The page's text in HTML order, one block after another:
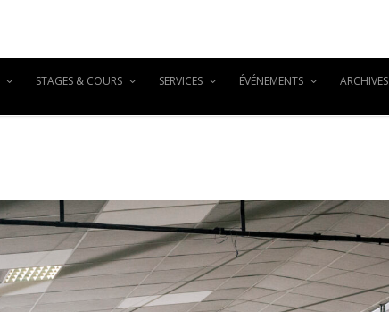
STAGES & COURS SERVICES ÉVÉNEMENTS ARCHIVES